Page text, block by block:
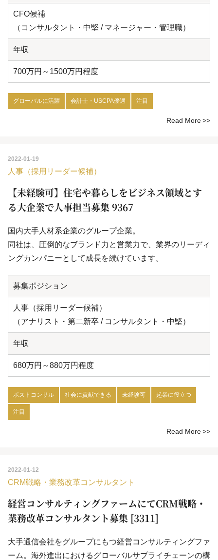
CFO候補
（コンサルタント・中堅 / マネージャー・管理職）
年収
700万円～1500万円程度
グローバルに活躍 会計士・USCPA優遇 注目
Read More
2022-01-19
人事（採用リーダー候補）
【未経験可】住宅や暮らしをビジネス領域とす
る大企業で人事担当募集 9367
国内大手人材系企業のグループ企業。
同社は、圧倒的なブランド力と営業力で、業界のリーディ
ングカンパニーとして成長を続けています。
募集ポジション
人事（採用リーダー候補）
（アナリスト・第二新卒 / コンサルタント・中堅）
年収
680万円～880万円程度
ポストコンサル 社会に貢献できる 未経験可 起業に役立つ
注目
Read More
2022-01-12
CRM戦略・業務改革コンサルタント
経営コンサルティングファームにてCRM戦略・
業務改革コンサルタント募集 [3311]
大手通信会社をグループにもつ経営コンサルティングファ
ーム。海外進出におけるグローバルサプライチェーンの構